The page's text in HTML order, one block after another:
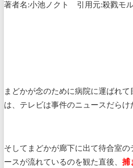
著者名:小池ノクト 引用元:殺戮モ
まどかが念のために病院に運ばれて
は、テレビは事件のニュースだらけ
そしてまどかが廊下に出て待合室の
ースが流れているのを観た直後、 捕